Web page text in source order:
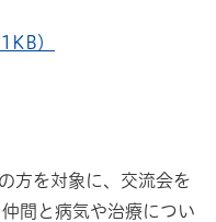
）
方を対象に、交流会を
間と病気や治療につい